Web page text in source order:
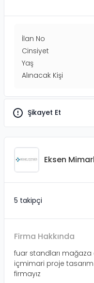
İlan No
Cinsiyet
Yaş
Alınacak Kişi
Şikayet Et
Eksen
5 takipçi
Firma Hakkında
fuar standları
içmimari proje
firmayız